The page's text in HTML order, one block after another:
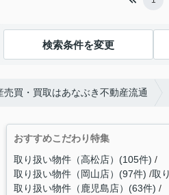
検索条件を変更
買・買取はあなぶき不動産流通
おすすめこだわり特集
取り扱い物件（高松店）(105件)
取り扱い物件（岡山店）(97件) 取
取り扱い物件（鹿児島店）(63件)